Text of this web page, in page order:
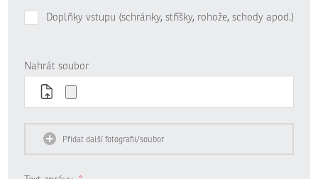
Doplňky vstupu (schránky, stříšky, rohože, schody apod.)
Nahrát soubor
Přidat další fotografii/soubor